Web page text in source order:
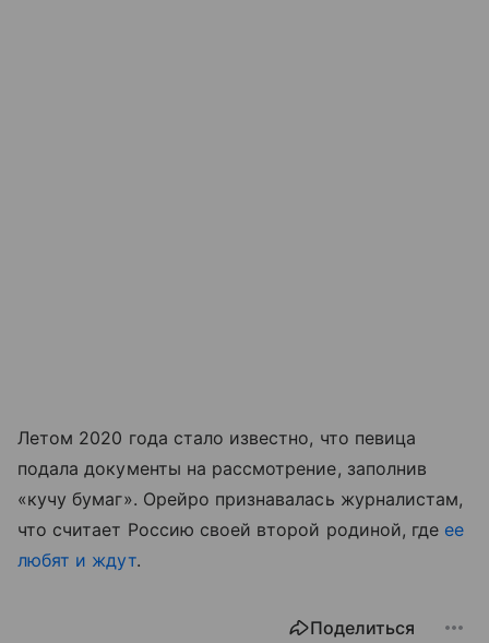
Летом 2020 года стало известно, что певица
подала документы на рассмотрение, заполнив
«кучу бумаг». Орейро признавалась журналистам,
что считает Россию своей второй родиной, где ее
любят и ждут.
Поделиться